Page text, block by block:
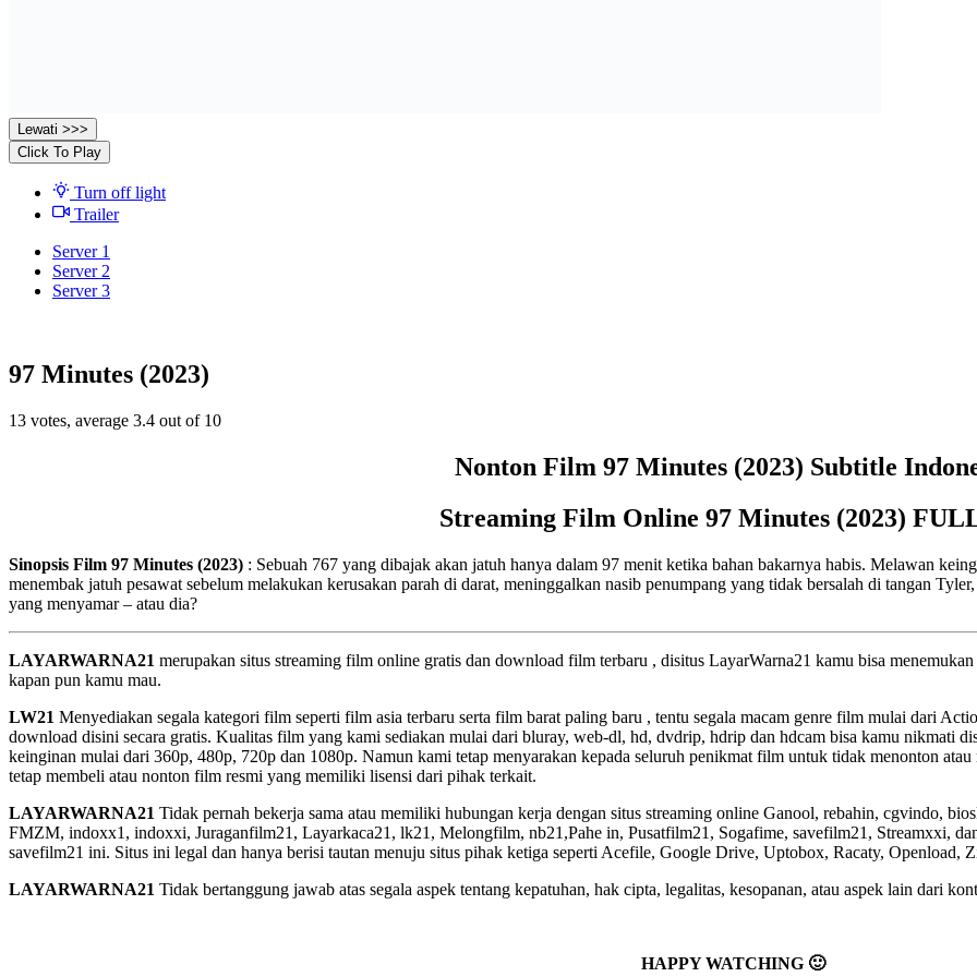
Lewati >>>
Click To Play
Turn off light
Trailer
Server 1
Server 2
Server 3
97 Minutes (2023)
13 votes, average 3.4 out of 10
Nonton Film 97 Minutes (2023) Subtitle
Streaming Film Online 97 Minutes (2023)
Sinopsis Film 97 Minutes (2023) : Sebuah 767 yang dibajak akan jatuh hanya dalam 97 menit ketika bahan bakarnya habis. Melawan
menembak jatuh pesawat sebelum melakukan kerusakan parah di darat, meninggalkan nasib penumpang yang tidak bersalah di tangan
yang menyamar – atau dia?
LAYARWARNA21 merupakan situs streaming film online gratis dan download film terbaru , disitus LayarWarna21 kamu bisa
kapan pun kamu mau.
LW21 Menyediakan segala kategori film seperti film asia terbaru serta film barat paling baru , tentu segala macam genre film mulai dari
download disini secara gratis. Kualitas film yang kami sediakan mulai dari bluray, web-dl, hd, dvdrip, hdrip dan hdcam bisa kamu nikmati
keinginan mulai dari 360p, 480p, 720p dan 1080p. Namun kami tetap menyarakan kepada seluruh penikmat film untuk tidak menonton
tetap membeli atau nonton film resmi yang memiliki lisensi dari pihak terkait.
LAYARWARNA21 Tidak pernah bekerja sama atau memiliki hubungan kerja dengan situs streaming online Ganool, rebahin, cgvindo,
FMZM, indoxx1, indoxxi, Juraganfilm21, Layarkaca21, lk21, Melongfilm, nb21,Pahe in, Pusatfilm21, Sogafime, savefilm21, Streamxxi,
savefilm21 ini. Situs ini legal dan hanya berisi tautan menuju situs pihak ketiga seperti Acefile, Google Drive, Uptobox, Racaty, Openload,
LAYARWARNA21 Tidak bertanggung jawab atas segala aspek tentang kepatuhan, hak cipta, legalitas, kesopanan, atau aspek lain dari
HAPPY WATCHING 🙂